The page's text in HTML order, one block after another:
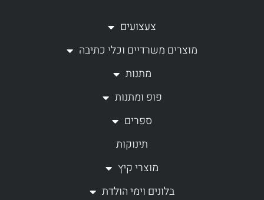
b
o
o
k
f
a
r
a
צעצועים
מוצרים משרדיים וכלי כתיבה
מתנות
פופ ומתנות
ספרים
תינוקות
מוצרי קיץ
בלונים וימי הולדת